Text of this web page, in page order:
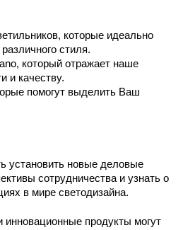
которые идеально
стиля.
который отражает наше
и качеству.
помогут выделить Ваш
установить новые деловые
сотрудничества и узнать о
в мире светодизайна.
продукты могут